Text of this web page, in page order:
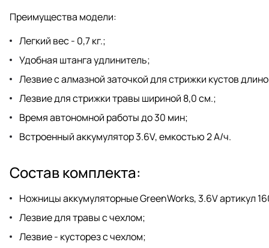
Преимущества модели:
Легкий вес - 0,7 кг.;
Удобная штанга удлинитель;
Лезвие с алмазной заточкой для стрижки кустов
Лезвие для стрижки травы шириной 8,0 см.;
Время автономной работы до 30 мин;
Встроенный аккумулятор 3.6V, емкостью 2 А/ч.
Состав комплекта:
Ножницы аккумуляторные GreenWorks, 3.6V артикул
Лезвие для травы с чехлом;
Лезвие - кусторез с чехлом;